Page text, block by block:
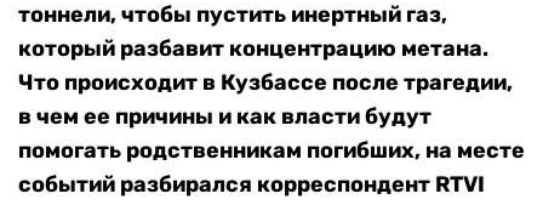
тоннели, чтобы пустить инертный газ,
который разбавит концентрацию метана.
Что происходит в Кузбассе после трагедии,
в чем ее причины и как власти будут
помогать родственникам погибших, на месте
событий разбирался корреспондент RTVI